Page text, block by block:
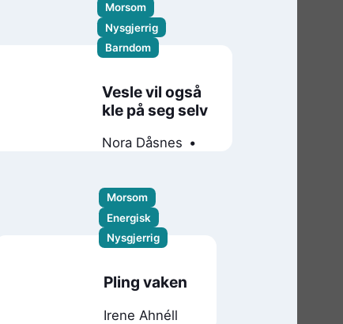
Morsom
Nysgjerrig
Barndom
Vesle vil også
kle på seg selv
Nora Dåsnes
Morsom
Energisk
Nysgjerrig
Pling vaken
Irene Ahnéll